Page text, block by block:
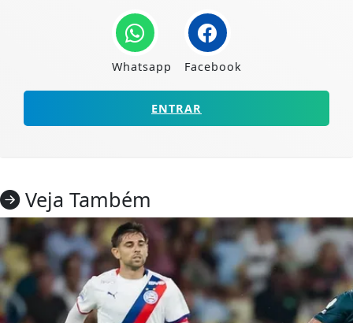
Whatsapp Facebook
ENTRAR
Veja Também